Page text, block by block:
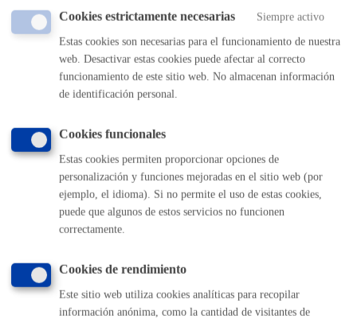
residenciales: 3-Justificación trabajos realizados
* Online con
certificado electrónico
ONLINE
PRESENCIAL
MÁQUINA
Subvenciones para organizar festivales
* Online con certificado
electrónico
TELÉFONO
Cookies estrictamente necesarias Siempre activo
Estas cookies son necesarias para el funcionamiento de nuestra
web. Desactivar estas cookies puede afectar al correcto
funcionamiento de este sitio web. No almacenan información
de identificación personal.
Cookies funcionales
Estas cookies permiten proporcionar opciones de
personalización y funciones mejoradas en el sitio web (por
ejemplo, el idioma). Si no permite el uso de estas cookies,
puede que algunos de estos servicios no funcionen
correctamente.
Cookies de rendimiento
Este sitio web utiliza cookies analíticas para recopilar
información anónima, como la cantidad de visitantes de